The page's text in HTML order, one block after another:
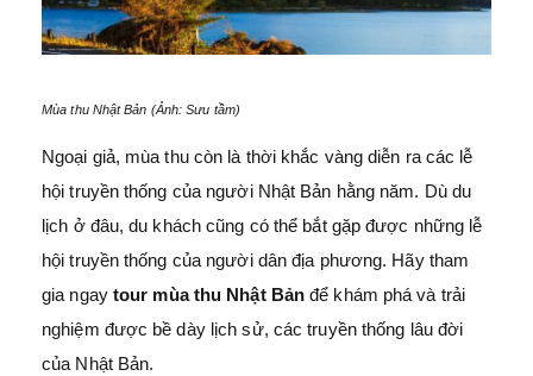
Mùa thu Nhật Bản (Ảnh: Sưu tầm)
Ngoại giả, mùa thu còn là thời khắc vàng diễn ra các lễ
hội truyền thống của người Nhật Bản hằng năm. Dù du
lịch ở đâu, du khách cũng có thể bắt gặp được những lễ
hội truyền thống của người dân địa phương. Hãy tham
gia ngay tour mùa thu Nhật Bản để khám phá và trải
nghiệm được bề dày lịch sử, các truyền thống lâu đời
của Nhật Bản.